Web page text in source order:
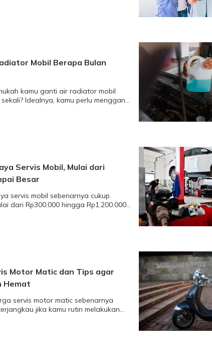
Mobil Berapa Bulan
kamu ganti air radiator mobil
Idealnya, kamu perlu mengganti
Servis Mobil, Mulai dari
Besar
servis mobil sebenarnya cukup
dari Rp300.000 hingga Rp1.200.000
Motor Matic dan Tips agar
Hemat
servis motor matic sebenarnya
jika kamu rutin melakukan